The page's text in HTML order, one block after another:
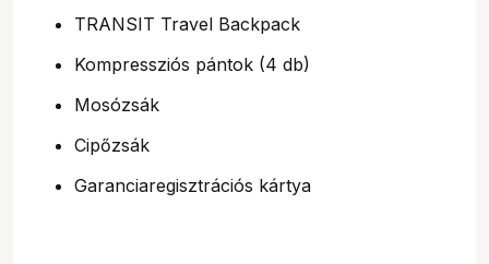
TRANSIT Travel Backpack
Kompressziós pántok (4 db)
Mosózsák
Cipőzsák
Garanciaregisztrációs kártya